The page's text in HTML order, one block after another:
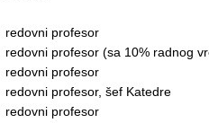
redovni profesor
redovni profesor (sa 10% radnog
redovni profesor
redovni profesor, šef Katedre
redovni profesor